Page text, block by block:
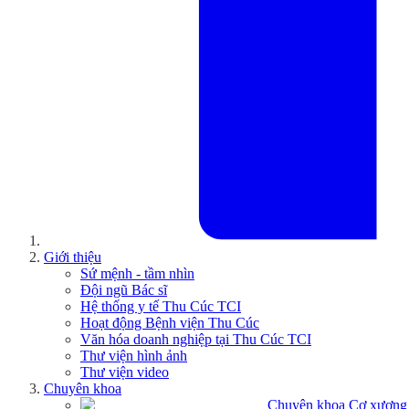
Giới thiệu
Sứ mệnh - tầm nhìn
Đội ngũ Bác sĩ
Hệ thống y tế Thu Cúc TCI
Hoạt động Bệnh viện Thu Cúc
Văn hóa doanh nghiệp tại Thu Cúc TCI
Thư viện hình ảnh
Thư viện video
Chuyên khoa
Chuyên khoa Cơ